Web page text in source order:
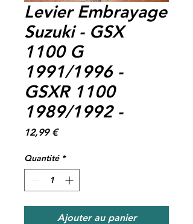
Levier Embrayage
Suzuki - GSX
1100 G
1991/1996 -
GSXR 1100
1989/1992 -
12,99 €Prix
Quantité *
Ajouter au panier